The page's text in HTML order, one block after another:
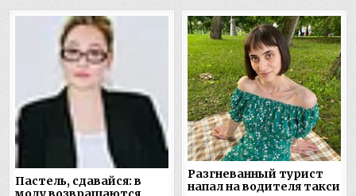
Пастель, сдавайся: в
Разгневанный турист
напал на водителя такси